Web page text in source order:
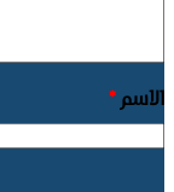
الاسم *